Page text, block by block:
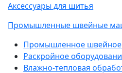
Аксессуары для шитья
Промышленные швейные
Промышленное швейное
Раскройное
Влажно-тепловая